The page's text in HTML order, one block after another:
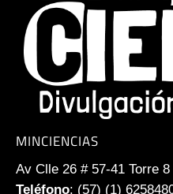
MINCIENCIAS
Av Clle 26 # 57-41 Torre
Teléfono: (57) (1)